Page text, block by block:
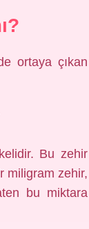
ortaya çıkan
Bu zehir
miligram zehir,
bu miktara